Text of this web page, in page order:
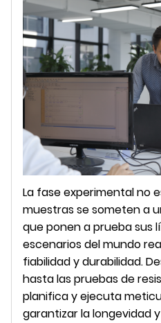
La fase experimental no
muestras se someten a
que ponen a prueba sus
escenarios del mundo
fiabilidad y durabilidad.
hasta las pruebas de
planifica y ejecuta
garantizar la longevidad